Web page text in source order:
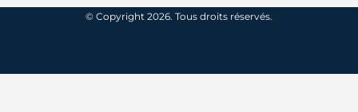
© Copyright 2026. Tous droits réservés.